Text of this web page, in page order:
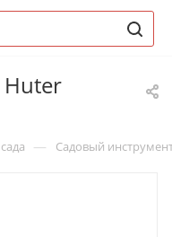
Huter
— Садовый